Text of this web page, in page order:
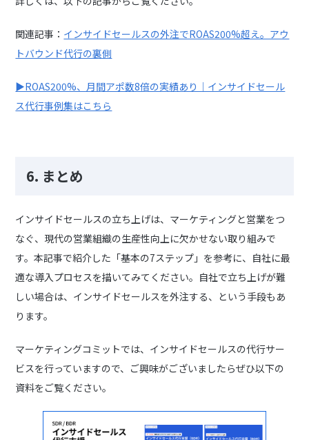
関連記事： インサイドセールスの外注でROAS200%超え。アウ
トバウンド代行の裏側
▶︎ROAS200%、月間アポ数8倍の実績あり｜インサイドセール
ス代行事例集はこちら
6. まとめ
インサイドセールスの立ち上げは、マーケティングと営業をつ
なぐ、現代の営業組織の生産性向上に欠かせない取り組みで
す。本記事で紹介した「基本の7ステップ」を参考に、自社に最
適な導入プロセスを描いてみてください。自社で立ち上げが難
しい場合は、インサイドセールスを外注する、という手段もあ
ります。
マーケティングコミットでは、インサイドセールスの代行サー
ビスを行っていますので、ご興味がございましたらぜひ以下の
資料をご覧ください。